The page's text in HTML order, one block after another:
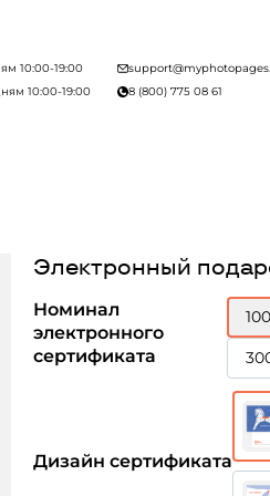
10:00-19:00
10:00-19:00
8 (800) 775 08 61
Электронный
Номинал
электронного
сертификата
Дизайн сертификата